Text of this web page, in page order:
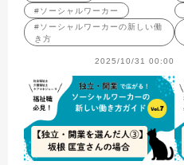
#ソーシャルワーカー
#ソーシャルワーカーの新しい働
き方
2025/10/31 00:00